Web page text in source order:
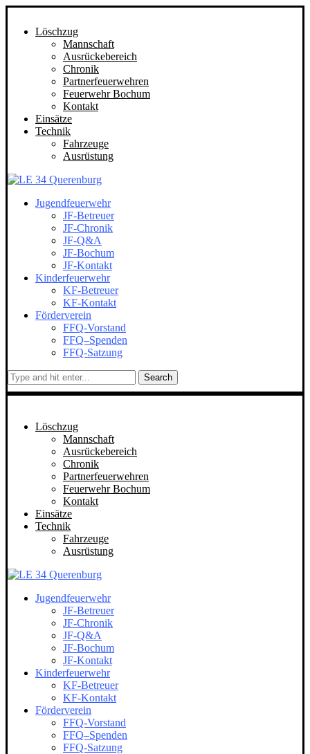
Löschzug
Mannschaft
Ausrückebereich
Chronik
Partnerfeuerwehren
Feuerwehr Bochum
Kontakt
Einsätze
Technik
Fahrzeuge
Ausrüstung
Jugendfeuerwehr
JF-Betreuer
JF-Chronik
JF-Q&A
JF-Bochum
JF-Kontakt
Kinderfeuerwehr
KF-Betreuer
KF-Kontakt
Förderverein
FFQ-Vorstand
FFQ–Spenden
FFQ-Satzung
Search
Löschzug
Mannschaft
Ausrückebereich
Chronik
Partnerfeuerwehren
Feuerwehr Bochum
Kontakt
Einsätze
Technik
Fahrzeuge
Ausrüstung
Jugendfeuerwehr
JF-Betreuer
JF-Chronik
JF-Q&A
JF-Bochum
JF-Kontakt
Kinderfeuerwehr
KF-Betreuer
KF-Kontakt
Förderverein
FFQ-Vorstand
FFQ–Spenden
FFQ-Satzung